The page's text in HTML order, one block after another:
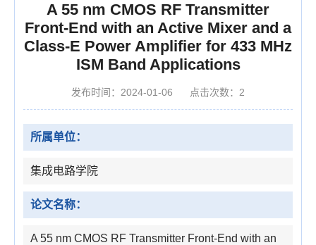
A 55 nm CMOS RF Transmitter
Front-End with an Active Mixer and a
Class-E Power Amplifier for 433 MHz
ISM Band Applications
发布时间：2024-01-06 点击次数： 2
所属单位：
集成电路学院
论文名称：
A 55 nm CMOS RF Transmitter Front-End with an